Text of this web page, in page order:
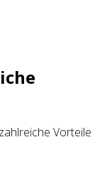
Vorteile